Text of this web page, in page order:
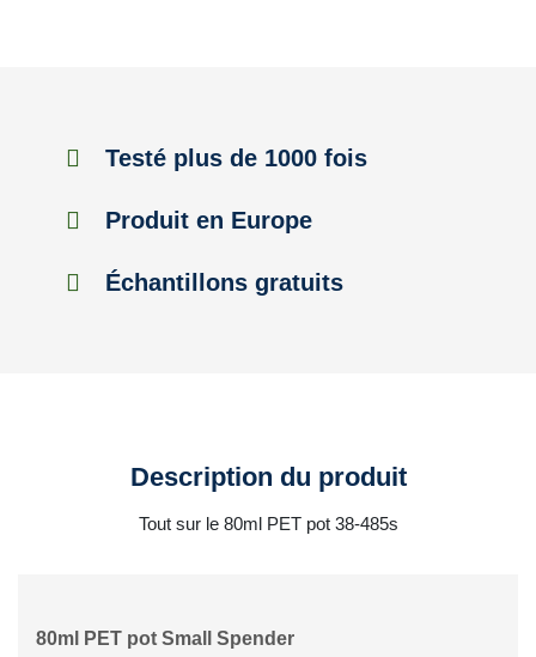
Testé plus de 1000 fois
Produit en Europe
Échantillons gratuits
Description du produit
Tout sur le 80ml PET pot 38-485s
80ml PET pot Small Spender